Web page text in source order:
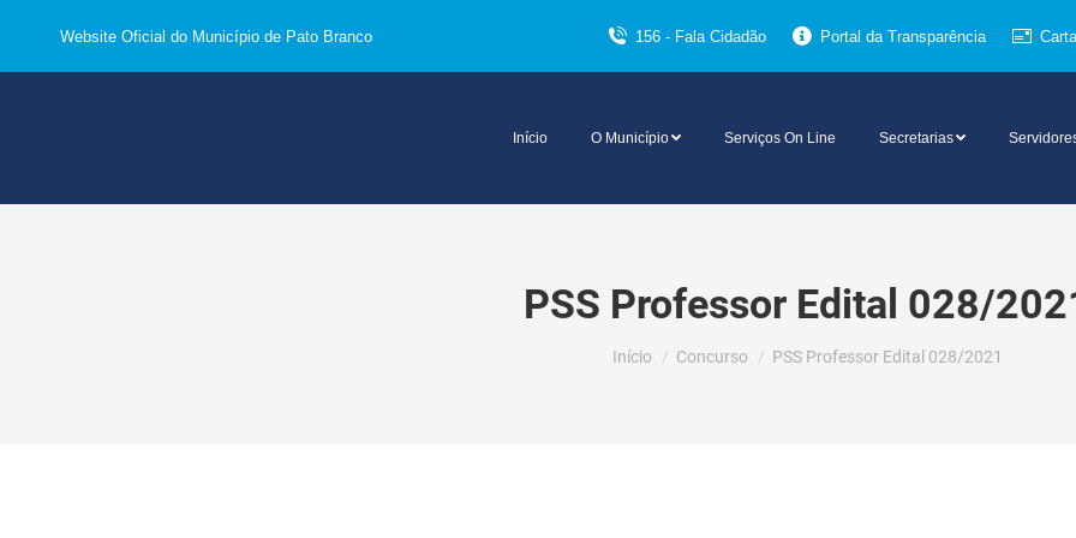
Website Oficial do Município de Pato Branco 156 - Fala Cidadão Portal da Transparência
Início O Município Serviços On Line Secretarias
PSS Professor Edital 028/
Você está aqui:
Início Concurso PSS Professor Edital 028/2021